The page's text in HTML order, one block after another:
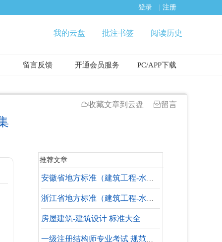
登录 注册
我的云盘 批注书签 阅读历史
留言反馈 开通会员服务 PC/APP下载
收藏文章到云盘 留言
推荐文章
安徽省地方标准（建筑工程-水暖专业-设计依据）
浙江省地方标准（建筑工程-水暖专业-失效标准）
房屋建筑-建筑设计 标准大全
一级注册结构师专业考试 规范合集